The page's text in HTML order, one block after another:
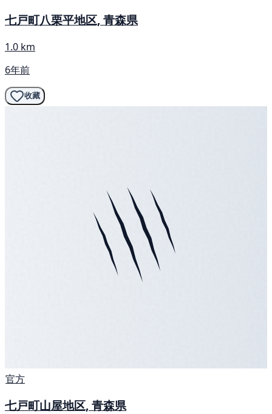
七戸町八栗平地区, 青森県
1.0 km
6年前
收藏
官方
七戸町山屋地区, 青森県